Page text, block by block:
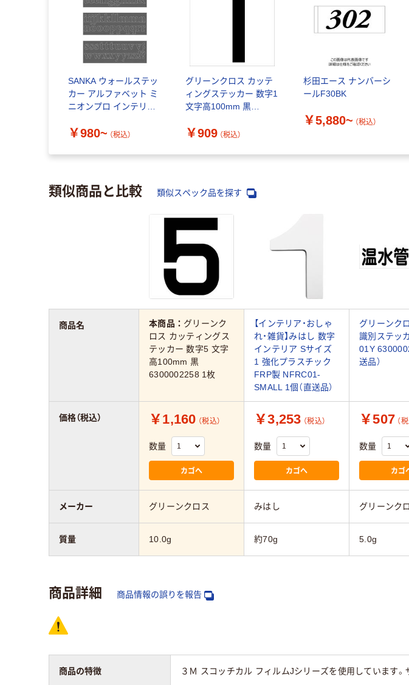
SANKA ウォールステッ
カー アルファベット ミ
ニオンプロ インテリア
￥980~ （税込）
グリーンクロス カッテ
ィングステッカー 数字1
文字高100mm 黒
あり品）
￥909 （税込）
杉田エース ナンバーシ
ールF30BK
￥5,880~ （税込）
類似商品と比較 類似スペック品を探す
本商品： グリーンク
ロス カッティングス
テッカー 数字5 文字
高100mm 黒
6300002258 1枚
【インテリア・おしゃ
れ・雑貨】みはし 数字
インテリア Sサイズ
1 強化プラスチック
FRP製 NFRC01-
SMALL 1個（直送品）
グリーンク
識別ステッ
01Y
送品）
￥1,160 （税込）
数量
カゴへ
￥3,253 （税込）
数量
カゴへ
￥507 （
数量
カゴ
グリーンクロス みはし グリーンク
10.0g 約70g 5.0g
商品名
価格（税込）
メーカー
質量
商品詳細 商品情報の誤りを報告
商品の特徴 ３Ｍ スコッチカル フィルムJシリーズを使用しています